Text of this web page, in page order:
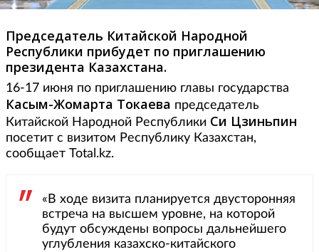
Председатель Китайской Народной
Республики прибудет по приглашению
президента Казахстана.
16-17 июня по приглашению главы государства
Касым-Жомарта Токаева председатель
Китайской Народной Республики Си Цзиньпин
посетит с визитом Республику Казахстан,
сообщает Total.kz.
«В ходе визита планируется двусторонняя
встреча на высшем уровне, на которой
будут обсуждены вопросы дальнейшего
углубления казахско-китайского